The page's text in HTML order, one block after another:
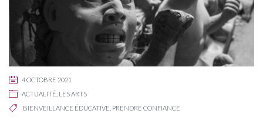
4 OCTOBRE 2021
ACTUALITÉ LES ARTS
BIENVEILLANCE ÉDUCATIVE PRENDRE CONFIANCE